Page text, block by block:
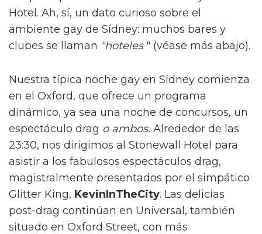
Hotel. Ah, sí, un dato curioso sobre el
ambiente gay de Sídney: muchos bares y
clubes se llaman "hoteles" (véase más abajo).
Nuestra típica noche gay en Sídney comienza
en el Oxford, que ofrece un programa
dinámico, ya sea una noche de concursos, un
espectáculo drag o ambos. Alrededor de las
23:30, nos dirigimos al Stonewall Hotel para
asistir a los fabulosos espectáculos drag,
magistralmente presentados por el simpático
Glitter King, KevinInTheCity. Las delicias
post-drag continúan en Universal, también
situado en Oxford Street, con más